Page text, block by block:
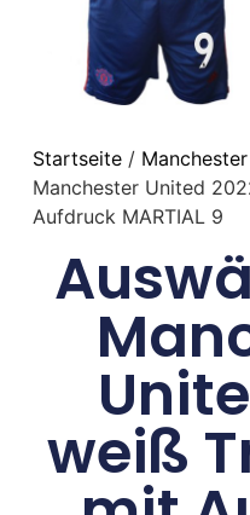
Startseite/
Manchester United
Aufdruck MARTIAL 9
weiß